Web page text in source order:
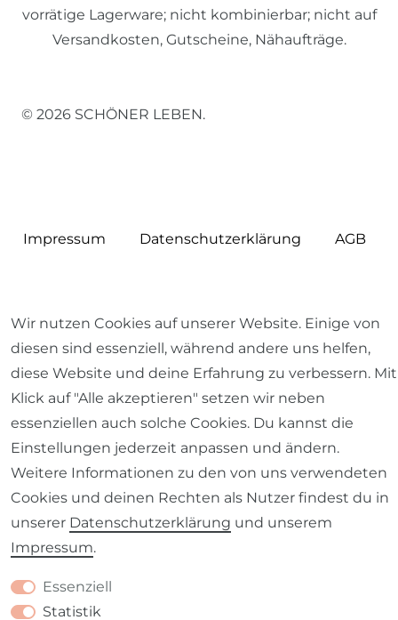
vorrätige Lagerware; nicht kombinierbar; nicht auf
Versandkosten, Gutscheine, Nähaufträge.
© 2026 SCHÖNER LEBEN.
Impressum Daten­schutz­erklärung AGB
Barrierefreiheitserklärung Widerrufs­recht
VERTRAG WIDERRUFEN
Wir nutzen Cookies auf unserer Website. Einige von
diesen sind essenziell, während andere uns helfen,
diese Website und deine Erfahrung zu verbessern. Mit
Klick auf "Alle akzeptieren" setzen wir neben
essenziellen auch solche Cookies. Du kannst die
Einstellungen jederzeit anpassen und ändern.
Weitere Informationen zu den von uns verwendeten
Cookies und deinen Rechten als Nutzer findest du in
unserer Daten­schutz­erklärung und unserem
Impressum.
Essenziell
Statistik